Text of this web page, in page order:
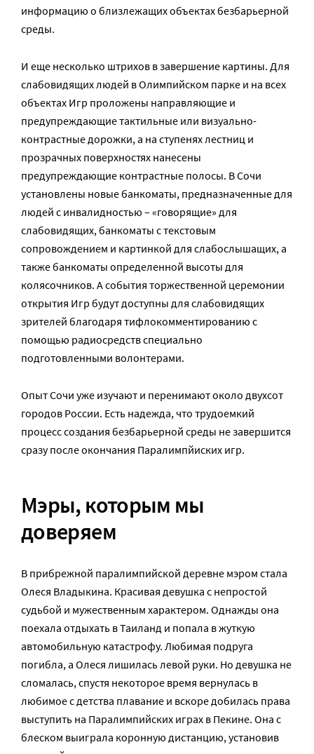
информацию о близлежащих объектах безбарьерной
среды.
И еще несколько штрихов в завершение картины. Для
слабовидящих людей в Олимпийском парке и на всех
объектах Игр проложены направляющие и
предупреждающие тактильные или визуально-
контрастные дорожки, а на ступенях лестниц и
прозрачных поверхностях нанесены
предупреждающие контрастные полосы. В Сочи
установлены новые банкоматы, предназначенные для
людей с инвалидностью – «говорящие» для
слабовидящих, банкоматы с текстовым
сопровождением и картинкой для слабослышащих, а
также банкоматы определенной высоты для
колясочников. А события торжественной церемонии
открытия Игр будут доступны для слабовидящих
зрителей благодаря тифлокомментированию с
помощью радиосредств специально
подготовленными волонтерами.
Опыт Сочи уже изучают и перенимают около двухсот
городов России. Есть надежда, что трудоемкий
процесс создания безбарьерной среды не завершится
сразу после окончания Паралимпйиских игр.
Мэры, которым мы
доверяем
В прибрежной паралимпийской деревне мэром стала
Олеся Владыкина. Красивая девушка с непростой
судьбой и мужественным характером. Однажды она
поехала отдыхать в Таиланд и попала в жуткую
автомобильную катастрофу. Любимая подруга
погибла, а Олеся лишилась левой руки. Но девушка не
сломалась, спустя некоторое время вернулась в
любимое с детства плавание и вскоре добилась права
выступить на Паралимпийских играх в Пекине. Она с
блеском выиграла коронную дистанцию, установив